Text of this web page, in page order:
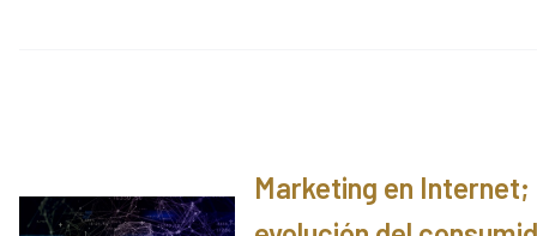
Marketing en Internet;